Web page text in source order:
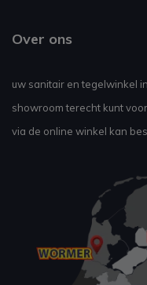
Over ons
uw sanitair en tegelwinkel
showroom terecht kunt
via de online winkel kan